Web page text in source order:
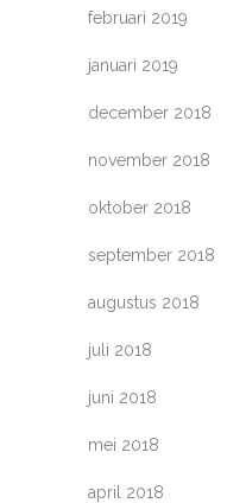
februari 2019
januari 2019
december 2018
november 2018
oktober 2018
september 2018
augustus 2018
juli 2018
juni 2018
mei 2018
april 2018